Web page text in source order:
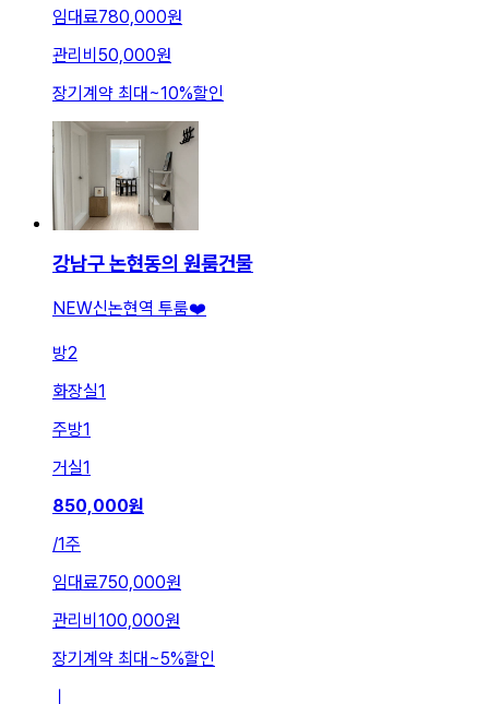
임대료780,000원
관리비 50,000원
장기계약 최대~10%할인
강남구 논현동의 원룸건물
NEW신논현역 투룸❤️
방2
화장실1
주방1
거실1
850,000원
/1주
임대료750,000원
관리비 100,000원
장기계약 최대 ~5%할인